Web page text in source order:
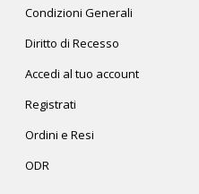
Condizioni Generali
Diritto di Recesso
Accedi al tuo account
Registrati
Ordini e Resi
ODR